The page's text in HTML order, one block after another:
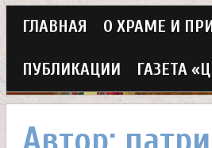
Перейти
к
основному
Х
Г
л
а
ГЛАВНАЯ О ХРАМЕ И
ПУБЛИКАЦИИ ГАЗЕТА